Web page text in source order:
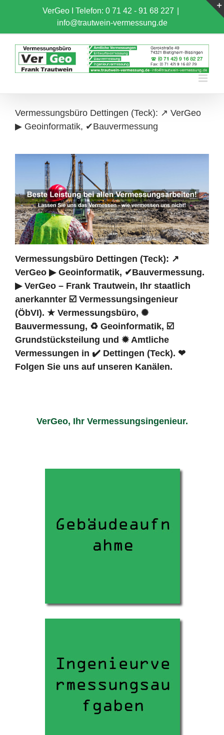
content
VerGeo I Telefon: 0 71 42 - 91 68 227
info@trautwein-vermessung.de
Vermessungsbüro Dettingen (Teck): ↗️ VerGeo
▶︎ Geoinformatik, ✔Bauvermessung
Vermessungsbüro Dettingen (Teck): ↗️
VerGeo ▶︎ Geoinformatik, ✔Bauvermessung.
▶︎ VerGeo – Frank Trautwein, Ihr staatlich
anerkannter ☑️ Vermessungsingenieur
(ÖbVI). ★ Vermessungsbüro, ✺
Bauvermessung, ♻ Geoinformatik, ☑️
Grundstücksteilung und ✹ Amtliche
Vermessungen in ✔️ Dettingen (Teck). ❤
Folgen Sie uns auf unseren Kanälen.
VerGeo, Ihr Vermessungsingenieur.